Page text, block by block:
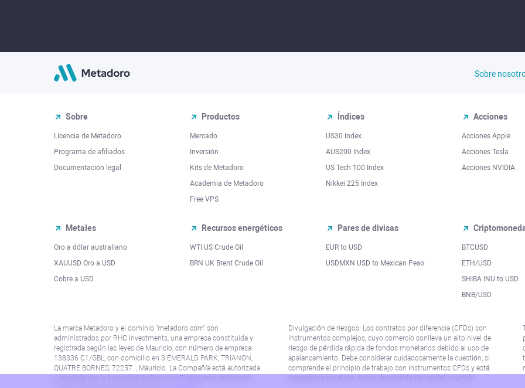
Sobre
Sobre
Licencia de Metadoro
Programa de afiliados
Documentación legal
Productos
Mercado
Inversión
Kits de Metadoro
Academia de Metadoro
Free VPS
Índices
US30 Index
AUS200 Index
US Tech 100 Index
Nikkei 225 Index
Acciones
Acciones Apple
Acciones Tesla
Acciones NVIDIA
Metales
Oro a dólar australiano
XAUUSD Oro a USD
Cobre a USD
Recursos energéticos
WTI US Crude Oil
BRN UK Brent Crude Oil
Pares de divisas
EUR to USD
USDMXN USD to Mexican Peso
BTCUSD
ETH/USD
SHIBA INU to USD
BNB/USD
La marca Metadoro y el dominio "metadoro.com" son
administrados por RHC Investments, una empresa constituida y
registrada según las leyes de Mauricio, con número de empresa
138336 C1/GBL, con domicilio en 3 EMERALD PARK, TRIANON,
QUATRE BORNES, 72257. , Mauricio. La Compañía está autorizada
y regulada por la Autoridad de Servicios Financieros de Mauricio
Divulgación de riesgos: Los contratos por diferencia (CFDs) son
instrumentos complejos, cuyo comercio conlleva un alto nivel de
riesgo de pérdida rápida de fondos monetarios debido al uso de
apalancamiento. Debe considerar cuidadosamente la cuestión, si
comprende el principio de trabajo con instrumentos CFDs y está